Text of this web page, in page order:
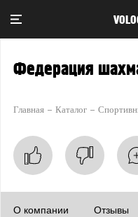
Федерация
Главная Каталог
О компании Отзывы